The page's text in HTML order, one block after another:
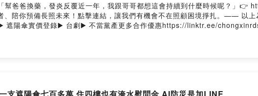
幫爸爸換藥，發炎反覆近一年，我跟哥哥都想這會持續到什麼時候呢？」
、陪你預備長照未來！點擊連結，讓我們有機會不在照顧困境掙扎。——
遮陽傘實價登錄▶️ 台劇▶️ 不當黨產更多合作優惠https://linktr.ee/
重新路一段 Instagram重新路一段 YouTube重新路一段 ThreadsPowered